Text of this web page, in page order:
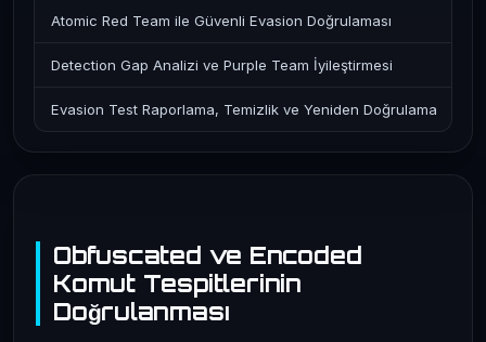
Obfuscated ve Encoded
Komut Tespitlerinin
Doğrulanması
Atomic Red Team ile Güvenli Evasion Doğrulaması
Detection Gap Analizi ve Purple Team İyileştirmesi
Evasion Test Raporlama, Temizlik ve Yeniden Doğrulama